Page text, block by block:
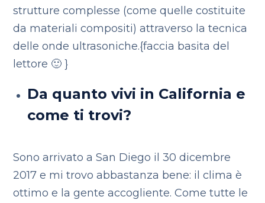
strutture complesse (come quelle costituite
da materiali compositi) attraverso la tecnica
delle onde ultrasoniche.{faccia basita del
lettore 🙂 }
Da quanto vivi in California e
come ti trovi?
Sono arrivato a San Diego il 30 dicembre
2017 e mi trovo abbastanza bene: il clima è
ottimo e la gente accogliente. Come tutte le